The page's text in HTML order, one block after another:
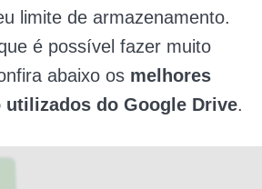
limite de armazenamento.
é possível fazer muito
abaixo os melhores
utilizados do Google Drive.